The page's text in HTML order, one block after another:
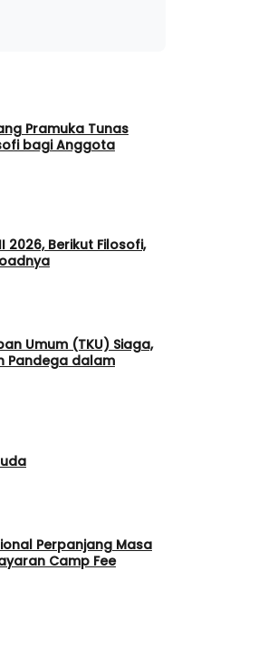
Pramuka Tunas
bagi Anggota
2026, Berikut Filosofi,
Umum (TKU) Siaga,
Pandega dalam
Perpanjang Masa
Camp Fee